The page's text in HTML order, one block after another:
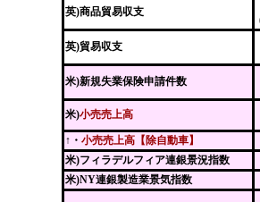
英)商品貿易収支
英)貿易収支
米)新規失業保険申請件数
米)小売売上高
↑・ 小売売上高【除自動車】
米)フィラデルフィア連銀景況指数
米)NY連銀製造業景気指数